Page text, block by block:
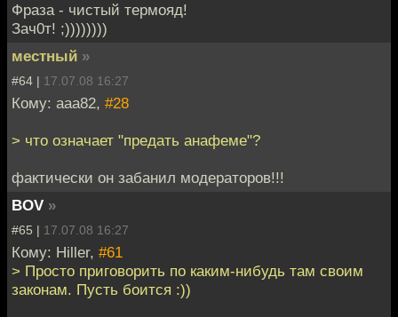
Фраза - чистый термояд!
Зач0т! ;))))))))
местный »
#64 | 17.07.08 16:27
Кому: aaa82, #28
> что означает "предать анафеме"?
фактически он забанил модераторов!!!
BOV »
#65 | 17.07.08 16:27
Кому: Hiller, #61
> Просто приговорить по каким-нибудь там своим
законам. Пусть боится :))